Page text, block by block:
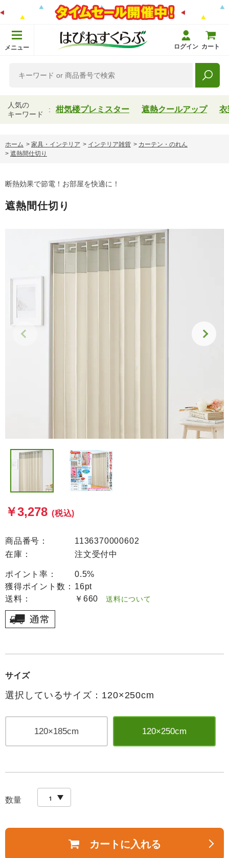
メニュー ログイン カート
人気の
キーワード
柑気楼プレミスター 遮熱クールアップ 衣
ホーム > 家具・インテリア > インテリア雑貨 > カーテン・のれん
> 遮熱間仕切り
断熱効果で節電！お部屋を快適に！
遮熱間仕切り
￥3,278 (税込)
商品番号：
1136370000602
在庫：
注文受付中
ポイント率：
0.5%
獲得ポイント数： 16pt
送料：
￥660 送料について
サイズ
選択しているサイズ：120×250cm
120×185cm 120×250cm
数量
カートに入れる